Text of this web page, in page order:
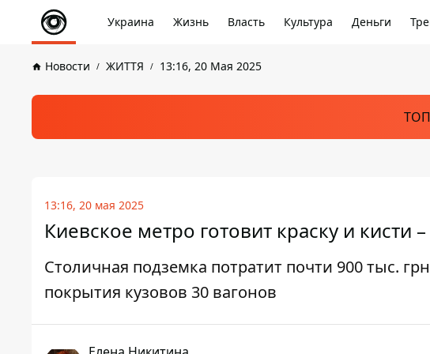
Украина Жизнь Власть Культура Деньги
Новости ЖИТТЯ 13:16, 20 Мая 2025
13:16, 20 мая 2025
Киевское метро готовит краску и кисти
Столичная подземка потратит почти 900 тыс.
покрытия кузовов 30 вагонов